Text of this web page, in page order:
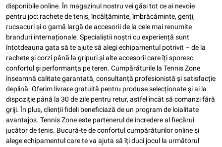
disponibile online. În magazinul nostru vei găsi tot ce ai nevoie
pentru joc: rachete de tenis, încălțăminte, îmbrăcăminte, genți,
rucsacuri și o gamă largă de accesorii de la cele mai renumite
branduri internaționale. Specialiștii noștri cu experiență sunt
întotdeauna gata să te ajute să alegi echipamentul potrivit – de la
rachete și corzi până la gripuri și alte accesorii care îți sporesc
confortul și performanța pe teren. Cumpărăturile la Tennis Zone
înseamnă calitate garantată, consultanță profesionistă și satisfacție
deplină. Oferim livrare gratuită pentru produse selecționate și ai la
dispoziție până la 30 de zile pentru retur, astfel încât să comanzi fără
griji. În plus, clienții fideli beneficiază de un program de loialitate
avantajos. Tennis Zone este partenerul de încredere al fiecărui
jucător de tenis. Bucură-te de confortul cumpărăturilor online și
alege echipamentul care te va ajuta să îți duci jocul la următorul